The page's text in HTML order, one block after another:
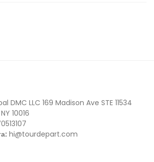
DMC LLC 169 Madison Ave STE 11534
10016
hi@tourdepart.com